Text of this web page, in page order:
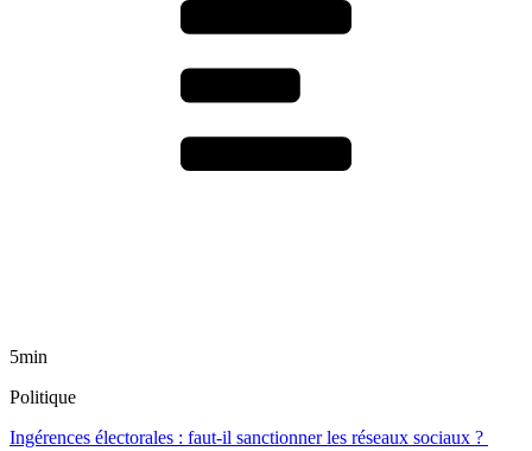
5min
Politique
Ingérences électorales : faut-il sanctionner les réseaux sociaux ?